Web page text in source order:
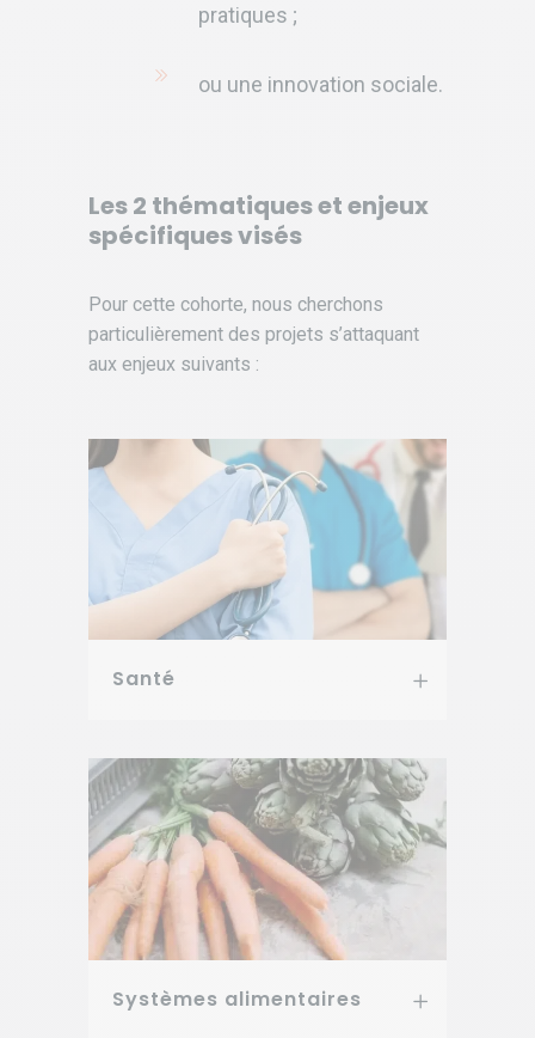
pratiques ;
ou une innovation sociale.
Les 2 thématiques et enjeux
spécifiques visés
Pour cette cohorte, nous cherchons
particulièrement des projets s’attaquant
aux enjeux suivants :
Santé
Systèmes alimentaires